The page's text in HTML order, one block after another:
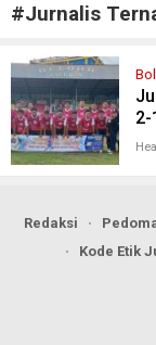
#Jurnalis
2-
Redaksi
Kode Etik